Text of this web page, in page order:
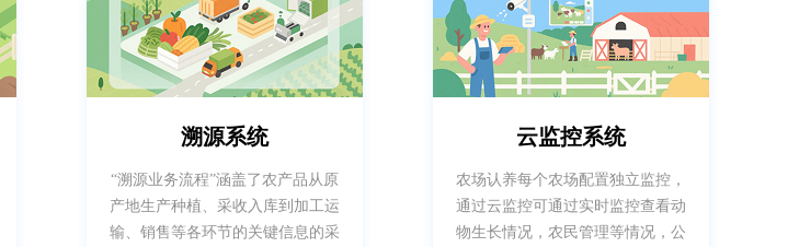
溯源系统
“溯源业务流程”涵盖了农产品从原
产地生产种植、采收入库到加工运
输、销售等各环节的关键信息的采
云监控系统
农场认养每个农场配置独立监控，
通过云监控可通过实时监控查看动
物生长情况，农民管理等情况，公